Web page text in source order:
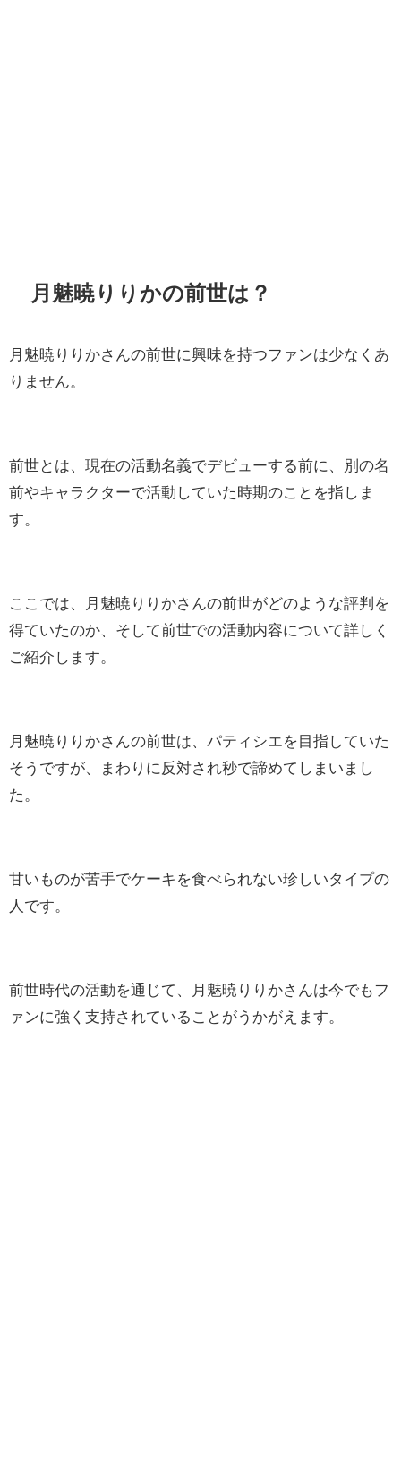
月魅暁りりかの前世は？
月魅暁りりかさんの前世に興味を持つファンは少なくあ
りません。
前世とは、現在の活動名義でデビューする前に、別の名
前やキャラクターで活動していた時期のことを指しま
す。
ここでは、月魅暁りりかさんの前世がどのような評判を
得ていたのか、そして前世での活動内容について詳しく
ご紹介します。
月魅暁りりかさんの前世は、パティシエを目指していた
そうですが、まわりに反対され秒で諦めてしまいまし
た。
甘いものが苦手でケーキを食べられない珍しいタイプの
人です。
前世時代の活動を通じて、月魅暁りりかさんは今でもフ
ァンに強く支持されていることがうかがえます。